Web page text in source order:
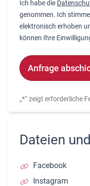
„*“ zeigt erforderliche
Ich habe die
genommen. Ich
elektronisch erhoben
können Ihre
Dateien
Facebook
Instagram